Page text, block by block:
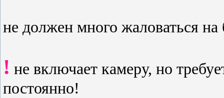
не должен много жаловаться
! не включает камеру, но
постоянно!